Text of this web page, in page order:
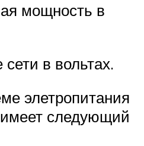
мощность в
в вольтах.
элетропитания
следующий